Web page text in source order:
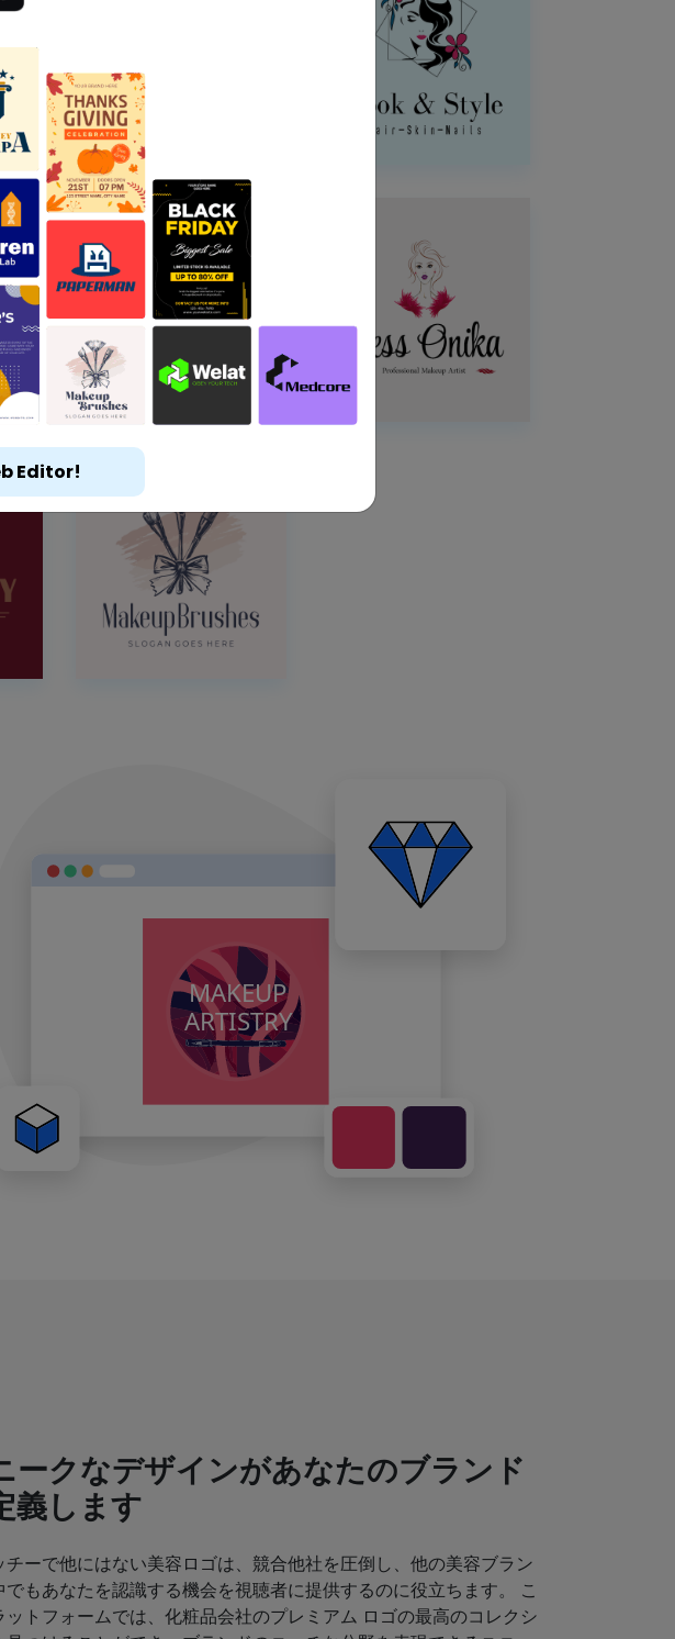
ークなデザインがあなたのブランド
義します
チーで他にはない美容ロゴは、競合他社を圧倒し、他の美容ブラン
でもあなたを認識する機会を視聴者に提供するのに役立ちます。 こ
ットフォームでは、化粧品会社のプレミアム ロゴの最高のコレクシ
Editor!